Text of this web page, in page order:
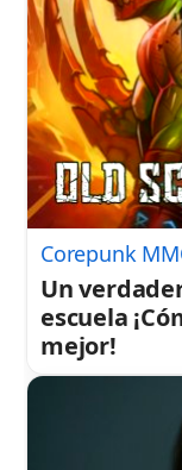
Corepunk
Un
escuela
mejor!